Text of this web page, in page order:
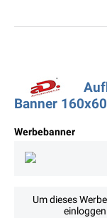
Banner
Werbebanner
Um dieses